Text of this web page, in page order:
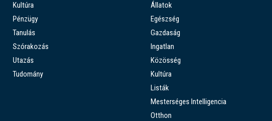
Kultúra
Pénzügy
Tanulás
Szórakozás
Utazás
Tudomány
Állatok
Egészség
Gazdaság
Ingatlan
Közösség
Kultúra
Listák
Mesterséges Intelligencia
Otthon